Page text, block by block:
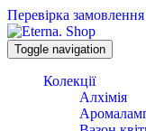
Перевірка замовлення
Toggle navigation
Колекції
Алхімія